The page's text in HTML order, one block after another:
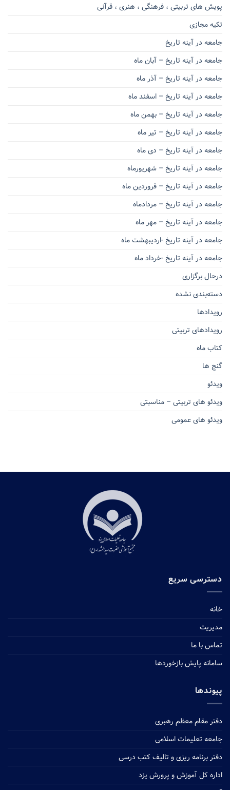
پویش های تربیتی ، فرهنگی ، هنری ، قرآنی
تکیه مجازی
جامعه در آینه تاریخ
جامعه در آینه تاریخ – آبان ماه
جامعه در آینه تاریخ – آذر ماه
جامعه در آینه تاریخ – اسفند ماه
جامعه در آینه تاریخ – بهمن ماه
جامعه در آینه تاریخ – تیر ماه
جامعه در آینه تاریخ – دی ماه
جامعه در آینه تاریخ – شهریورماه
جامعه در آینه تاریخ – فروردین ماه
جامعه در آینه تاریخ – مردادماه
جامعه در آینه تاریخ – مهر ماه
جامعه در آینه تاریخ -اردیبهشت ماه
جامعه در آینه تاریخ -خرداد ماه
درحال برگزاری
دسته‌بندی نشده
رویدادها
رویدادهای تربیتی
کتاب ماه
گنج ها
ویدئو
ویدئو های تربیتی – مناسبتی
ویدئو های عمومی
دسترسی سریع
خانه
مدیریت
تماس با ما
سامانه پایش بازخوردها
پیوندها
دفتر مقام معظم رهبری
جامعه تعلیمات اسلامی
دفتر برنامه ریزی و تالیف کتب درسی
اداره کل آموزش و پرورش یزد